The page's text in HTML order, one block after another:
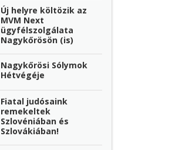
Új helyre költözik az
MVM Next
ügyfélszolgálata
Nagykőrösön (is)
Nagykőrösi Sólymok
Hétvégéje
Fiatal judósaink
remekeltek
Szlovéniában és
Szlovákiában!